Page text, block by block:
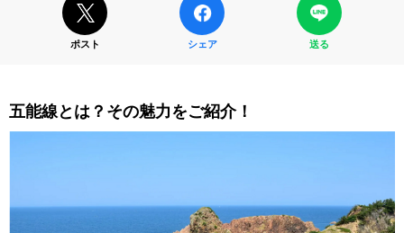
ポスト シェア 送る
五能線とは？その魅力をご紹介！